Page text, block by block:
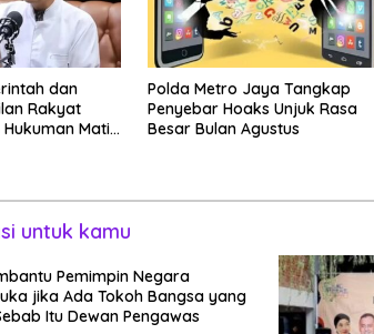
dan
Rakyat
Mati
Polda Metro Jaya Tangkap
Penyebar Hoaks Unjuk Rasa
Besar Bulan Agustus
untuk kamu
Pemimpin Negara
jika Ada Tokoh Bangsa yang
Itu Dewan Pengawas